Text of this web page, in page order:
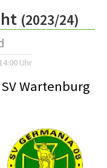
(2023/24)
14:00 Uhr
SV Wartenburg